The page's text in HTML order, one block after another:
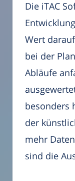
Die iTAC
Wert
bei der
Abläufe
besonders
der
mehr
sind die